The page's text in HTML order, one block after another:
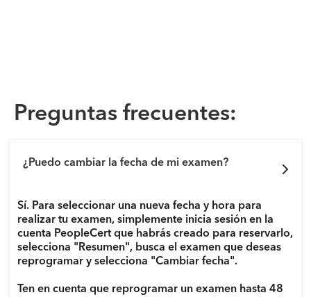
Preguntas frecuentes:
¿Puedo cambiar la fecha de mi examen?
Sí. Para seleccionar una nueva fecha y hora para
realizar tu examen, simplemente inicia sesión en la
cuenta PeopleCert que habrás creado para reservarlo,
selecciona "Resumen", busca el examen que deseas
reprogramar y selecciona "Cambiar fecha".
Ten en cuenta que reprogramar un examen hasta 48